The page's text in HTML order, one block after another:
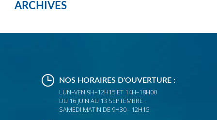
ARCHIVES
NOS HORAIRES D'OUVERTURE :
LUN–VEN 9H–12H15 ET 14H–18H00
DU 16 JUIN AU 13 SEPTEMBRE :
SAMEDI MATIN DE 9H30 - 12H15